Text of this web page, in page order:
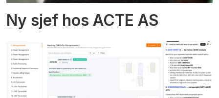
Ny sjef hos ACTE AS